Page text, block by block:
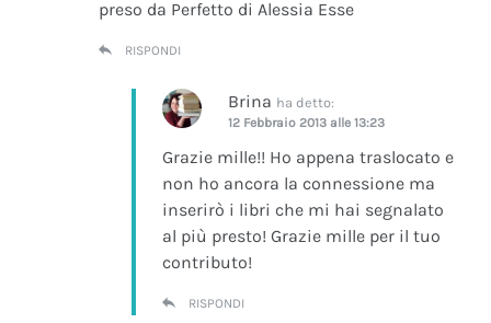
preso da Perfetto di Alessia Esse
RISPONDI
Brina ha detto:
12 Febbraio 2013 alle 13:23
Grazie mille!! Ho appena traslocato e
non ho ancora la connessione ma
inserirò i libri che mi hai segnalato
al più presto! Grazie mille per il tuo
contributo!
RISPONDI